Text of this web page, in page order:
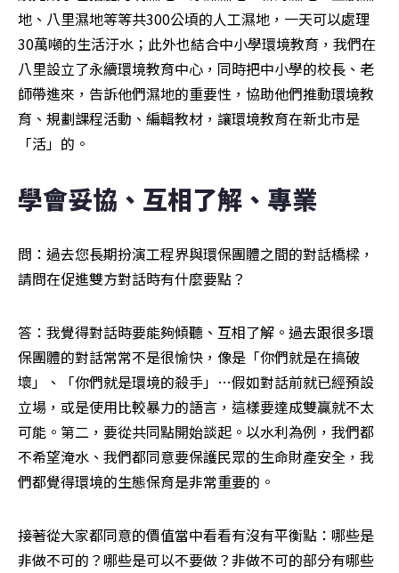
地、八里濕地等等共300公頃的人工濕地，一天可以處理
30萬噸的生活汙水；此外也結合中小學環境教育，我們在
八里設立了永續環境教育中心，同時把中小學的校長、老
師帶進來，告訴他們濕地的重要性，協助他們推動環境教
育、規劃課程活動、編輯教材，讓環境教育在新北市是
「活」的。
學會妥協、互相了解、專業
問：過去您長期扮演工程界與環保團體之間的對話橋樑，
請問在促進雙方對話時有什麼要點？
答：我覺得對話時要能夠傾聽、互相了解。過去跟很多環
保團體的對話常常不是很愉快，像是「你們就是在搞破
壞」、「你們就是環境的殺手」…假如對話前就已經預設
立場，或是使用比較暴力的語言，這樣要達成雙贏就不太
可能。第二，要從共同點開始談起。以水利為例，我們都
不希望淹水、我們都同意要保護民眾的生命財產安全，我
們都覺得環境的生態保育是非常重要的。
接著從大家都同意的價值當中看看有沒有平衡點：哪些是
非做不可的？哪些是可以不要做？非做不可的部分有哪些